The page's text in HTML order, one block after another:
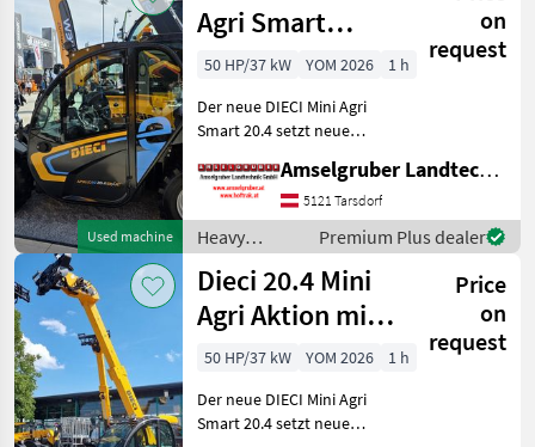
machines /
Weidemann
Used machine
Agri Smart
ELEKTRO
Teleskoplader
TOP
on
request
50 HP/37 kW YOM 2026
1 h
Der neue DIECI Mini Agri
Smart 20.4 setzt neue
Teleskopladermarkt. 100 %
Elektro! -Größte Kabine
(Baugleich vom Modell 26.6
Mini Agri) -Echt
Amselgruber Landtechnik GmbH
5121 Tarsdorf
Heavy
equipment/
construction
machines /
Dieci
Premium Plus dealer
Dieci 20.4 Mini
Agri Aktion mit
Österreichpaket
Price
on
request
50 HP/37 kW YOM 2026
1 h
Der neue DIECI Mini Agri
Smart 20.4 setzt neue